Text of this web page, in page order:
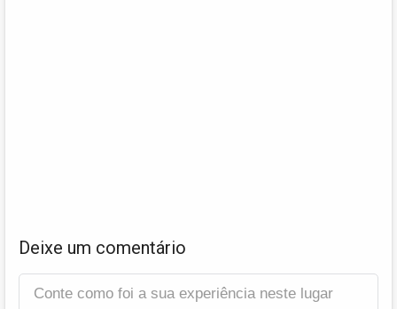
Deixe um comentário